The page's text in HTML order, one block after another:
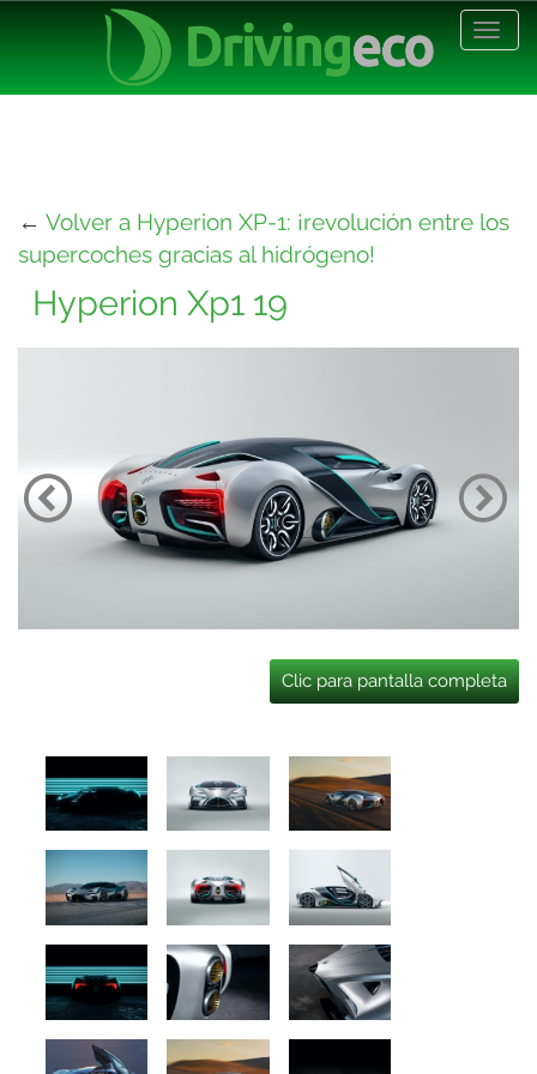
← Volver a Hyperion XP-1: ¡revolución entre los
supercoches gracias al hidrógeno!
Hyperion Xp1 19
Clic para pantalla completa